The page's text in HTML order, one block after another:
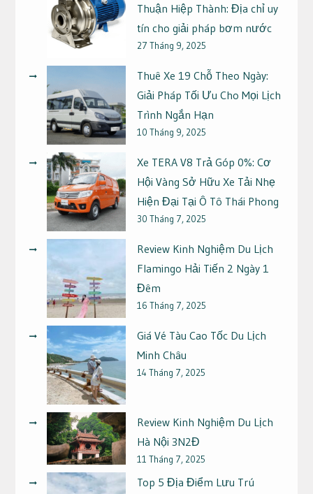
Thuận Hiệp Thành: Địa chỉ uy
tín cho giải pháp bơm nước
27 Tháng 9, 2025
Thuê Xe 19 Chỗ Theo Ngày:
Giải Pháp Tối Ưu Cho Mọi Lịch
Trình Ngắn Hạn
10 Tháng 9, 2025
Xe TERA V8 Trả Góp 0%: Cơ
Hội Vàng Sở Hữu Xe Tải Nhẹ
Hiện Đại Tại Ô Tô Thái Phong
30 Tháng 7, 2025
Review Kinh Nghiệm Du Lịch
Flamingo Hải Tiến 2 Ngày 1
Đêm
16 Tháng 7, 2025
Giá Vé Tàu Cao Tốc Du Lịch
Minh Châu
14 Tháng 7, 2025
Review Kinh Nghiệm Du Lịch
Hà Nội 3N2Đ
11 Tháng 7, 2025
Top 5 Địa Điểm Lưu Trú